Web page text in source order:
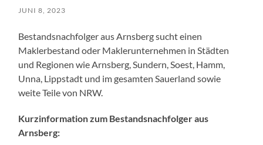
JUNI 8, 2023
Bestandsnachfolger aus Arnsberg sucht einen
Maklerbestand oder Maklerunternehmen in Städten
und Regionen wie Arnsberg, Sundern, Soest, Hamm,
Unna, Lippstadt und im gesamten Sauerland sowie
weite Teile von NRW.
Kurzinformation zum Bestandsnachfolger aus
Arnsberg: